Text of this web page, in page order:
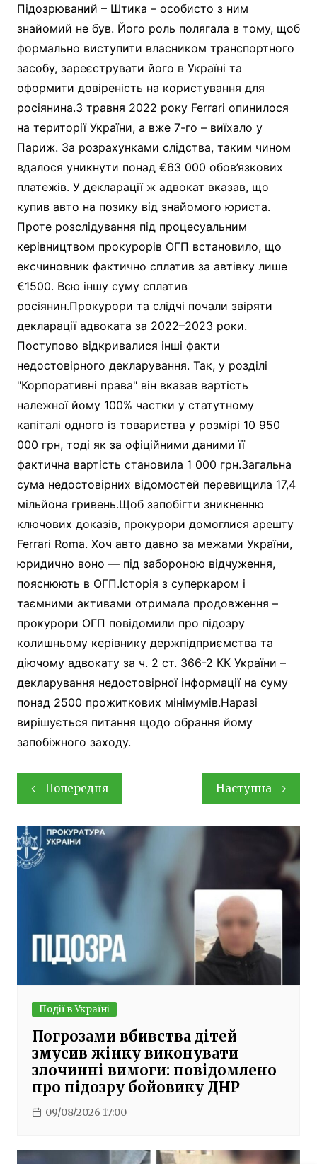
Підозрюваний – Штика – особисто з ним
знайомий не був. Його роль полягала в тому, щоб
формально виступити власником транспортного
засобу, зареєструвати його в Україні та
оформити довіреність на користування для
росіянина.3 травня 2022 року Ferrari опинилося
на території України, а вже 7-го – виїхало у
Париж. За розрахунками слідства, таким чином
вдалося уникнути понад €63 000 обов’язкових
платежів. У декларації ж адвокат вказав, що
купив авто на позику від знайомого юриста.
Проте розслідування під процесуальним
керівництвом прокурорів ОГП встановило, що
ексчиновник фактично сплатив за автівку лише
€1500. Всю іншу суму сплатив
росіянин.Прокурори та слідчі почали звіряти
декларації адвоката за 2022–2023 роки.
Поступово відкривалися інші факти
недостовірного декларування. Так, у розділі
"Корпоративні права" він вказав вартість
належної йому 100% частки у статутному
капіталі одного із товариства у розмірі 10 950
000 грн, тоді як за офіційними даними її
фактична вартість становила 1 000 грн.Загальна
сума недостовірних відомостей перевищила 17,4
мільйона гривень.Щоб запобігти зникненню
ключових доказів, прокурори домоглися арешту
Ferrari Roma. Хоч авто давно за межами України,
юридично воно — під забороною відчуження,
пояснюють в ОГП.Історія з суперкаром і
таємними активами отримала продовження –
прокурори ОГП повідомили про підозру
колишньому керівнику держпідприємства та
діючому адвокату за ч. 2 ст. 366-2 КК України –
декларування недостовірної інформації на суму
понад 2500 прожиткових мінімумів.Наразі
вирішується питання щодо обрання йому
запобіжного заходу.
Навігація
записів
Попередня Наступна
Події в Україні
Погрозами вбивства дітей
змусив жінку виконувати
злочинні вимоги: повідомлено
про підозру бойовику ДНР
09/08/2026 17:00